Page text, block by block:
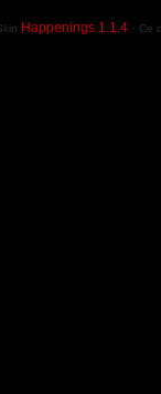
Happenings 1.1.4· Ce